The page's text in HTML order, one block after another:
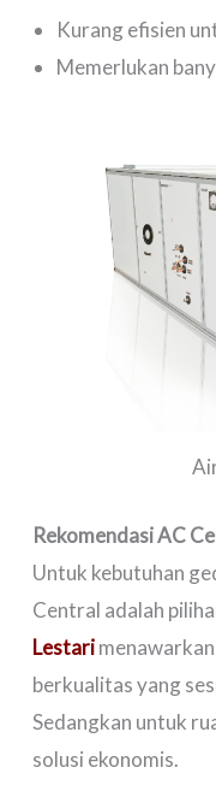
Kurang efisien
Memerlukan
Rekomendasi AC
Untuk kebutuhan
Central adalah
Lestari
berkualitas yang
Sedangkan untuk
solusi ekonomis.